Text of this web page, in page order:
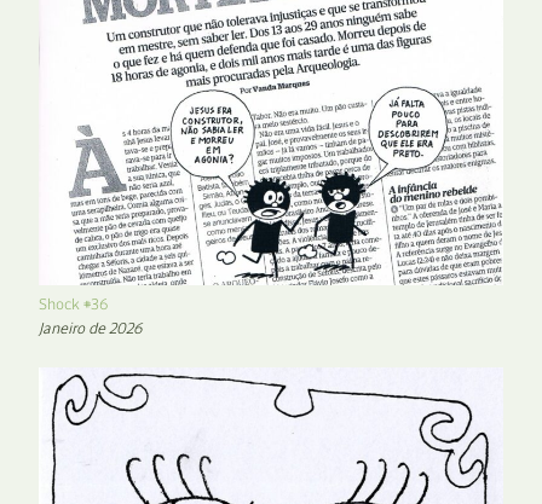
Shock #36
Janeiro de 2026